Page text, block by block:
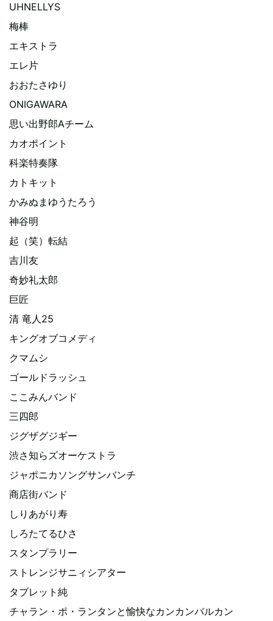
UHNELLYS
梅棒
エキストラ
エレ片
おおたさゆり
ONIGAWARA
思い出野郎Aチーム
カオポイント
科楽特奏隊
カトキット
かみぬまゆうたろう
神谷明
起（笑）転結
吉川友
奇妙礼太郎
巨匠
清 竜人25
キングオブコメディ
クマムシ
ゴールドラッシュ
ここみんバンド
三四郎
ジグザグジギー
渋さ知らズオーケストラ
ジャポニカソングサンバンチ
商店街バンド
しりあがり寿
しろたてるひさ
スタンプラリー
ストレンジサニィシアター
タブレット純
チャラン・ポ・ランタンと愉快なカンカンバルカン